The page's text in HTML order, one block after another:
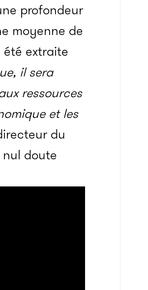
profondeur
moyenne de
été extraite
il sera
ressources
et les
du
nul doute